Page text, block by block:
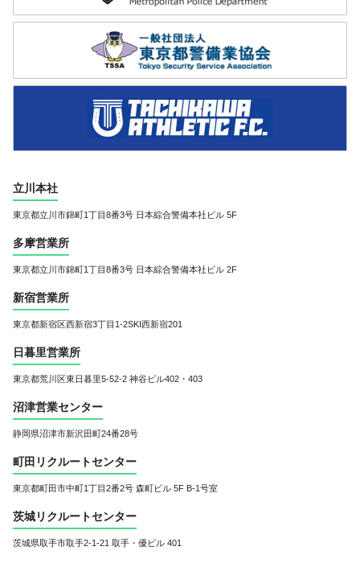
立川本社
東京都立川市錦町1丁目8番3号 日本綜合警備本社ビル 5F
多摩営業所
東京都立川市錦町1丁目8番3号 日本綜合警備本社ビル 2F
新宿営業所
東京都新宿区西新宿3丁目1-2SKI西新宿201
日暮里営業所
東京都荒川区東日暮里5-52-2 神谷ビル402・403
沼津営業センター
静岡県沼津市新沢田町24番28号
町田リクルートセンター
東京都町田市中町1丁目2番2号 森町ビル 5F B-1号室
茨城リクルートセンター
茨城県取手市取手2-1-21 取手・優ビル 401